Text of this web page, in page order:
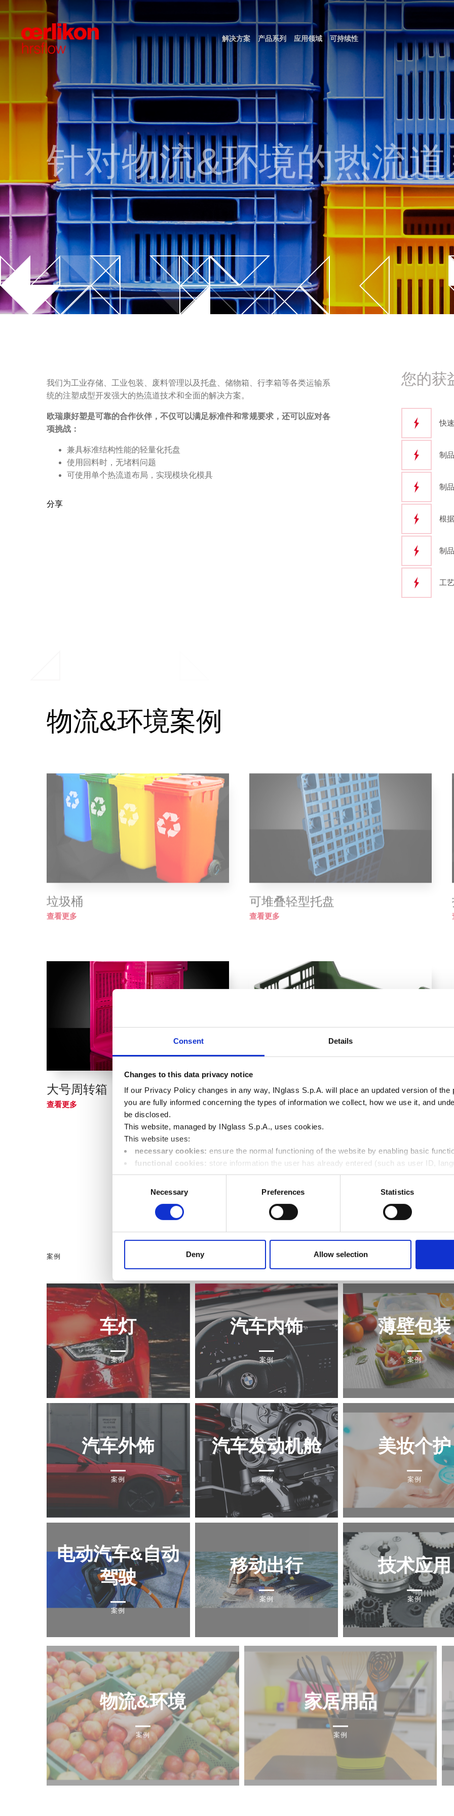
Consent Details
Changes to this data privacy notice
If our Privacy Policy changes in any way, INglass S.p.A. will place an updated version of the
you are fully informed concerning the types of information we collect, how we use it, and
be disclosed.
This website, managed by INglass S.p.A., uses cookies.
This website uses:
necessary cookies: ensure the normal functioning of the website by enabling basic
functional cookies: store information the user has already entered (such as user ID,
location);
performance cookies:
collect information on the usage of the website, e.g. number of
marketing cookies:
enable web analytics services ("Google Analytics"), giving us
Necessary Preferences Statistics
Deny Allow selection
解决方案
先进的阀针控制
FLEXflow HRS 电动方案
用于家族模的FLEXflow HRS
MSR
液压版FLEXspeed
工艺优化
Fail Safe 保险型
T-Flow HRS和V-Flow HRS控制器
新！GLOW HRS
快速换模
HRScool Evo，无需冷却水路的缸
SLM技术
Diamond Lux
角度块热流道系统
多层热流道解决方案
多腔系统
新！Up系列喷嘴
Xd系列叠模系统
SP和TP系列
未来趋势
FIM 薄膜嵌入注塑成型技术
先进的模拟仿真
控制器数据集成
产品系列
标准热流道系统
螺纹系统
面对面系统
热半模
叠模
单喷嘴
针阀式整体单喷嘴
FLEXflow HRS Family伺服针阀系列
FLEXflow HRS 伺服针阀热流道系统
FLEXflow One HRS：量产过程中无需控
制器
多腔热流道系统
用于多腔模的热流道系统
控制器
T-Flow HRS温控器
V-Flow HRS顺序控制器
应用领域
车灯 汽车内饰
汽车发动机舱 家电
电动汽车&自动驾驶 薄壁包装 医疗
家居用品&日用品 饮料 美妆个护
可持续性
品牌概况 选择欧瑞康好塑的原因
展会活动 合规
2D-3D技术目录 PDF技术目录
可持续发展报告 道德准则和231模式 常用信息
24/7客户服务 质保
针对物流&环境的热流
统的注塑成型开发强大的热流道技术和全面的解决方案。
欧瑞康好塑是可靠的合作伙伴，不仅可以满足标准件和常规要求，还可以应对各
项挑战：
使用回料时，无堵料问题
可使用单个热流道布局，实现模块化模具
分享
您的获
快
制
制
根
制
工
物流&环境案例
垃圾桶
查看更多
可堆叠轻型托盘
查看更多
大号周转箱
查看更多
环保型水果筐
查看更多
案例
车灯
案例
汽车内饰
案例
薄壁包装
案例
汽车外饰
案例
汽车发动机舱
案例
美妆个护
案例
电动汽车&自动
驾驶
案例
移动出行
案例
技术应用
案例
物流&环境
案例
家居用品
案例